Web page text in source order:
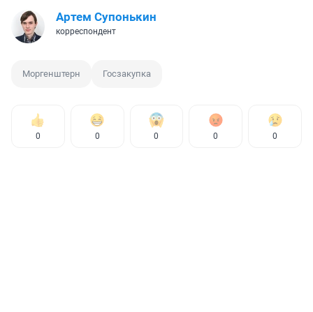
Артем Супонькин
корреспондент
Моргенштерн Госзакупка
0 0 0 0 0